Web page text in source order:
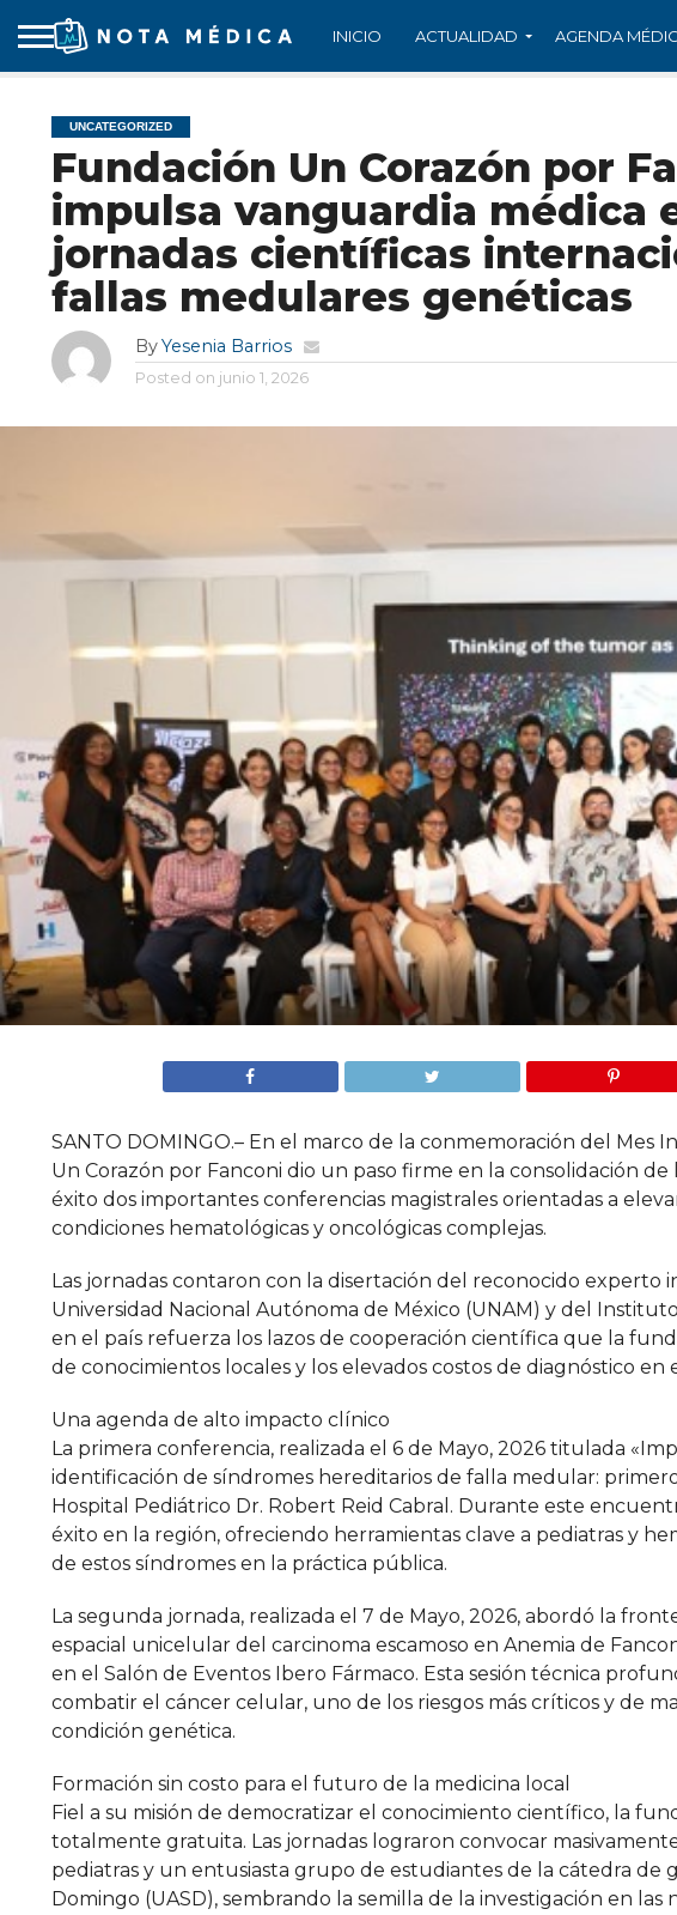
INICIO ACTUALIDAD AGENDA
UNCATEGORIZED
Fundación Un Corazón por
impulsa vanguardia médica
jornadas científicas
fallas medulares genéticas
ByYesenia Barrios
Posted on junio 1, 2026
SANTO DOMINGO.– En el marco de la conmemoración del Mes
Un Corazón por Fanconi dio un paso firme en la consolidación
éxito dos importantes conferencias magistrales orientadas a
condiciones hematológicas y oncológicas complejas.
Las jornadas contaron con la disertación del reconocido
Universidad Nacional Autónoma de México (UNAM) y del
en el país refuerza los lazos de cooperación científica que la
de conocimientos locales y los elevados costos de diagnóstico en
Una agenda de alto impacto clínico
La primera conferencia, realizada el 6 de Mayo, 2026 titulada
identificación de síndromes hereditarios de falla medular:
Hospital Pediátrico Dr. Robert Reid Cabral. Durante este
éxito en la región, ofreciendo herramientas clave a pediatras y
de estos síndromes en la práctica pública.
La segunda jornada, realizada el 7 de Mayo, 2026, abordó la
espacial unicelular del carcinoma escamoso en Anemia de
en el Salón de Eventos Ibero Fármaco. Esta sesión técnica
combatir el cáncer celular, uno de los riesgos más críticos y de
condición genética.
Formación sin costo para el futuro de la medicina local
Fiel a su misión de democratizar el conocimiento científico, la
totalmente gratuita. Las jornadas lograron convocar
pediatras y un entusiasta grupo de estudiantes de la cátedra de
Domingo (UASD), sembrando la semilla de la investigación en